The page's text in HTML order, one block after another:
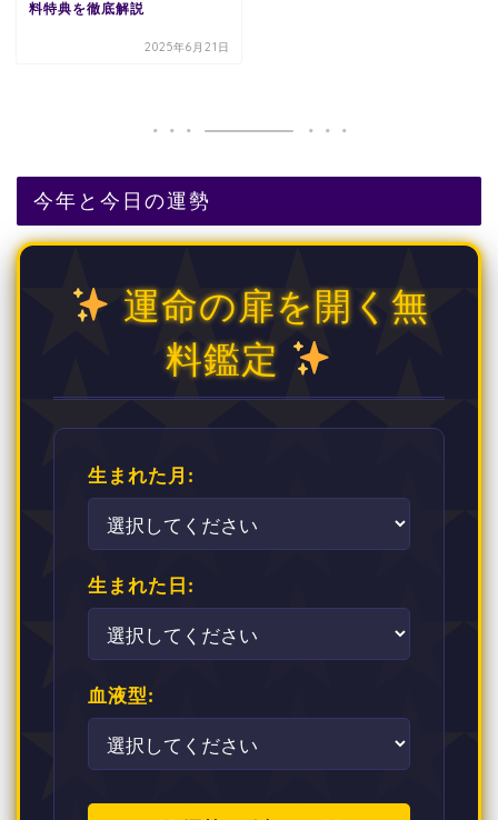
料特典を徹底解説
2025年6月21日
今年と今日の運勢
運命の扉を開く無
料鑑定
生まれた月:
生まれた日:
血液型: